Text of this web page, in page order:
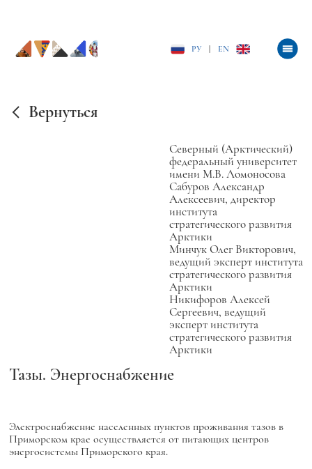
РУ EN
Вернуться
Северный (Арктический)
федеральный университет
имени М.В. Ломоносова
Сабуров Александр
Алексеевич, директор
института
стратегического развития
Арктики
Минчук Олег Викторович,
ведущий эксперт института
стратегического развития
Арктики
Никифоров Алексей
Сергеевич, ведущий
эксперт института
стратегического развития
Арктики
Тазы. Энергоснабжение
Электроснабжение населенных пунктов проживания тазов в
Приморском крае осуществляется от питающих центров
энергосистемы Приморского края.